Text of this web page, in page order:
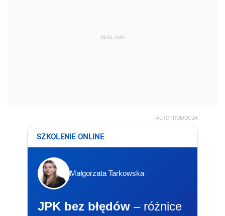
REKLAMA
AUTOPROMOCJA
SZKOLENIE ONLINE
Małgorzata Tarkowska
JPK bez błędów – różnice